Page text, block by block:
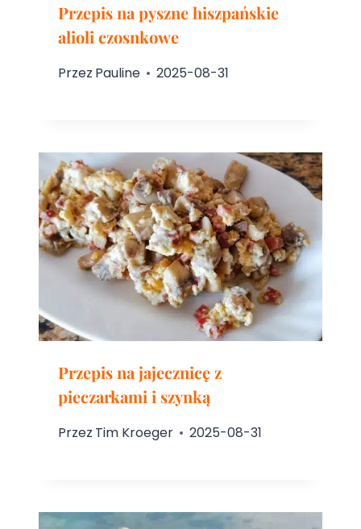
Przepis na pyszne hiszpańskie
alioli czosnkowe
Przez Pauline 2025-08-31
Przepis na jajecznicę z
pieczarkami i szynką
Przez Tim Kroeger 2025-08-31